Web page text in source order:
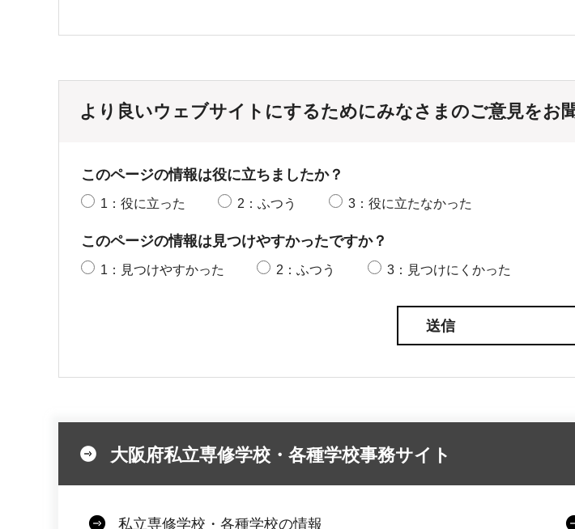
より良いウェブサイトにするためにみなさまのご意見をお
このページの情報は役に立ちましたか？
1：役に立った 2：ふつう 3：役に立たなかった
このページの情報は見つけやすかったですか？
1：見つけやすかった 2：ふつう 3：見つけにくかった
大阪府私立専修学校・各種学校事務サイト
私立専修学校・各種学校の情報